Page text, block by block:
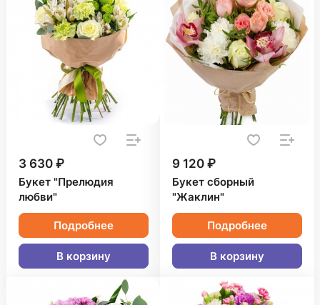
3 630 ₽
Букет "Прелюдия
любви"
Подробнее
В корзину
9 120 ₽
Букет сборный
"Жаклин"
Подробнее
В корзину